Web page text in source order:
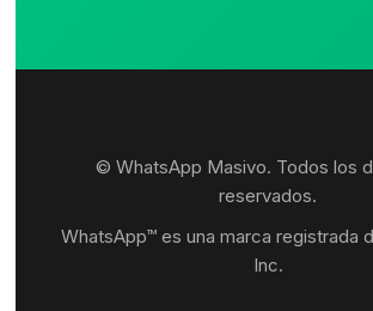
© WhatsApp Masivo. Todos los
reservados.
WhatsApp™ es una marca registrada
Inc.